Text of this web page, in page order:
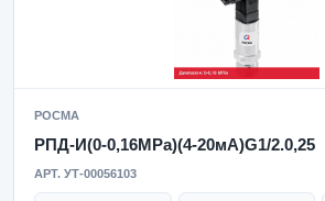
РОСМА
РПД-И(0-0,16MPa)(4-20мА)G1/2.0,25
АРТ. УТ-00056103